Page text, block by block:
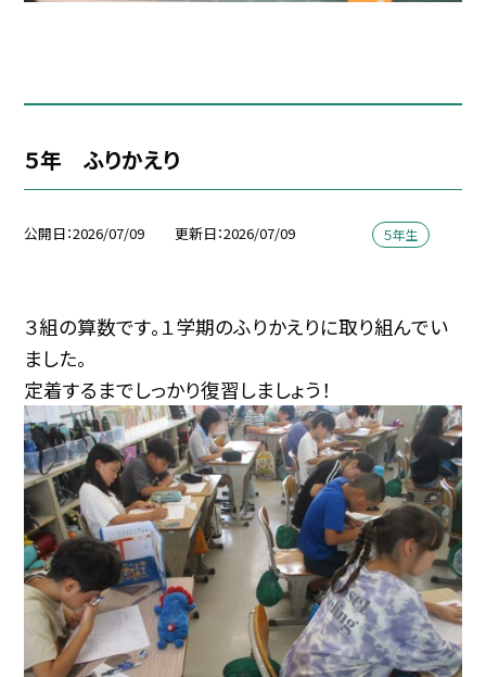
５年 ふりかえり
公開日 2026/07/09 更新日 2026/07/09 ５年生
３組の算数です。１学期のふりかえりに取り組んでい
ました。
定着するまでしっかり復習しましょう！